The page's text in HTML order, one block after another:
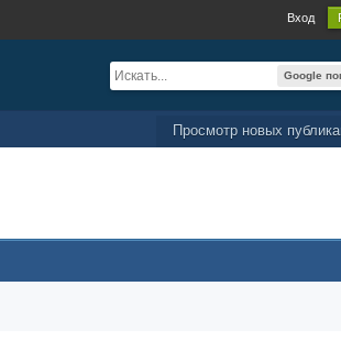
Вход
Google
Просмотр новых